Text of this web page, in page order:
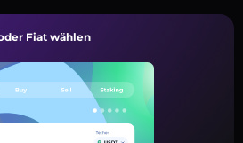
Fiat wählen